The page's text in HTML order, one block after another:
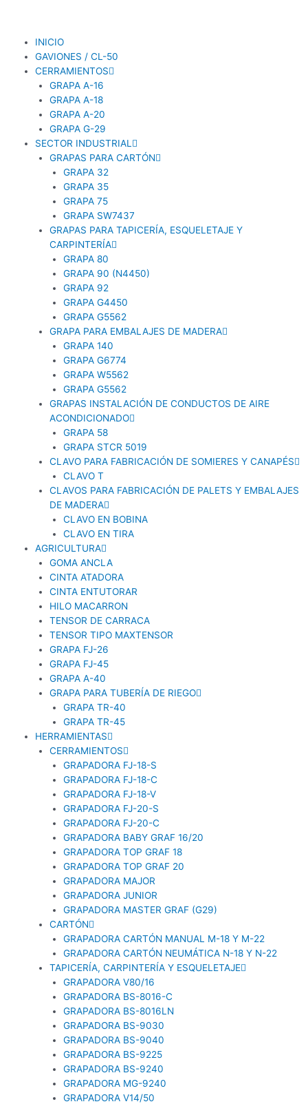
INICIO
GAVIONES / CL-50
CERRAMIENTOS
GRAPA A-16
GRAPA A-18
GRAPA A-20
GRAPA G-29
SECTOR INDUSTRIAL
GRAPAS PARA CARTÓN
GRAPA 32
GRAPA 35
GRAPA 75
GRAPA SW7437
GRAPAS PARA TAPICERÍA, ESQUELETAJE Y
CARPINTERÍA
GRAPA 80
GRAPA 90 (N4450)
GRAPA 92
GRAPA G4450
GRAPA G5562
GRAPA PARA EMBALAJES DE MADERA
GRAPA 140
GRAPA G6774
GRAPA W5562
GRAPA G5562
GRAPAS INSTALACIÓN DE CONDUCTOS DE AIRE
ACONDICIONADO
GRAPA 58
GRAPA STCR 5019
CLAVO PARA FABRICACIÓN DE SOMIERES Y CANAPÉS
CLAVO T
CLAVOS PARA FABRICACIÓN DE PALETS Y EMBALAJES
DE MADERA
CLAVO EN BOBINA
CLAVO EN TIRA
AGRICULTURA
GOMA ANCLA
CINTA ATADORA
CINTA ENTUTORAR
HILO MACARRON
TENSOR DE CARRACA
TENSOR TIPO MAXTENSOR
GRAPA FJ-26
GRAPA FJ-45
GRAPA A-40
GRAPA PARA TUBERÍA DE RIEGO
GRAPA TR-40
GRAPA TR-45
HERRAMIENTAS
CERRAMIENTOS
GRAPADORA FJ-18-S
GRAPADORA FJ-18-C
GRAPADORA FJ-18-V
GRAPADORA FJ-20-S
GRAPADORA FJ-20-C
GRAPADORA BABY GRAF 16/20
GRAPADORA TOP GRAF 18
GRAPADORA TOP GRAF 20
GRAPADORA MAJOR
GRAPADORA JUNIOR
GRAPADORA MASTER GRAF (G29)
CARTÓN
GRAPADORA CARTÓN MANUAL M-18 Y M-22
GRAPADORA CARTÓN NEUMÁTICA N-18 Y N-22
TAPICERÍA, CARPINTERÍA Y ESQUELETAJE
GRAPADORA V80/16
GRAPADORA BS-8016-C
GRAPADORA BS-8016LN
GRAPADORA BS-9030
GRAPADORA BS-9040
GRAPADORA BS-9225
GRAPADORA BS-9240
GRAPADORA MG-9240
GRAPADORA V14/50